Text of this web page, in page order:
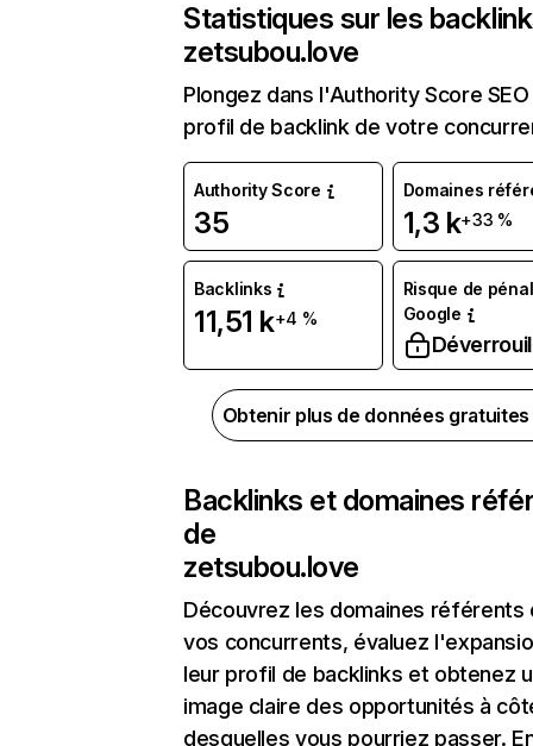
Statistiques sur les
zetsubou.love
Plongez dans l'Authority Score
profil de backlink de votre
Authority Score
35
Domaines
1,3 k+33 %
Backlinks
11,51 k+4 %
Risque de
Google
Obtenir plus de données
Backlinks et domaines
de
zetsubou.love
Découvrez les domaines référents
vos concurrents, évaluez
leur profil de backlinks et obtenez
image claire des opportunités à
desquelles vous pourriez passer.